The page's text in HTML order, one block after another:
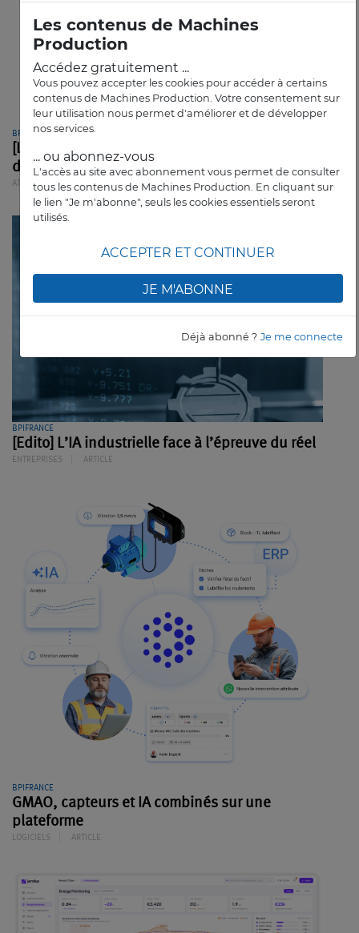
Les contenus de Machines
Production
Accédez gratuitement ...
Vous pouvez accepter les cookies pour accéder à certains
contenus de Machines Production. Votre consentement sur
leur utilisation nous permet d'améliorer et de développer
nos services.
... ou abonnez-vous
L'accès au site avec abonnement vous permet de consulter
tous les contenus de Machines Production. En cliquant sur
le lien "Je m'abonne", seuls les cookies essentiels seront
utilisés.
ACCEPTER ET CONTINUER
JE M'ABONNE
Déjà abonné ? Je me connecte
BPIFRANCE
[Livre] Un guide pour bien structurer sa
démarche IA
ATELIER ARTICLE
BPIFRANCE
[Edito] L’IA industrielle face à l’épreuve du réel
ENTREPRISES ARTICLE
BPIFRANCE
GMAO, capteurs et IA combinés sur une
plateforme
LOGICIELS ARTICLE